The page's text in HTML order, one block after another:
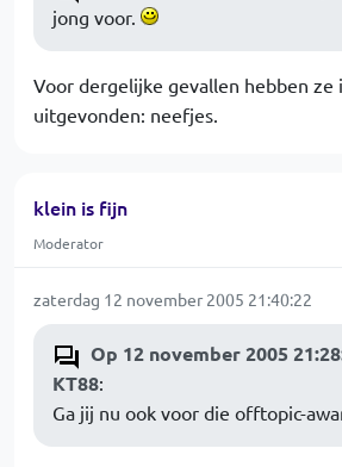
jong voor.
Voor dergelijke gevallen hebben ze
uitgevonden: neefjes.
klein is fijn
Moderator
zaterdag 12 november 2005 21:40:22
Op 12 november 2005
KT88:
Ga jij nu ook voor die offtopic-